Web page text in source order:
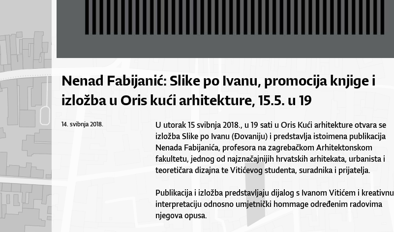
Nenad Fabijanić: Slike po Ivanu, promocija knjige i
izložba u Oris kući arhitekture, 15.5. u 19
14. svibnja 2018.
U utorak 15 svibnja 2018., u 19 sati u Oris Kući arhitekture otvara se
izložba Slike po Ivanu (Đovaniju) i predstavlja istoimena publikacija
Nenada Fabijanića, profesora na zagrebačkom Arhitektonskom
fakultetu, jednog od najznačajnijih hrvatskih arhitekata, urbanista i
teoretičara dizajna te Vitićevog studenta, suradnika i prijatelja.
Publikacija i izložba predstavljaju dijalog s Ivanom Vitićem i kreativnu
interpretaciju odnosno umjetnički hommage određenim radovima
njegova opusa.